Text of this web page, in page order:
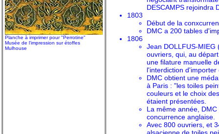
Planche à imprimer pour "Perrotine"
Musée de l'impression sur étoffes
Mulhouse
DESCAMPS rejoindra
1803
Début de la
DMC a 200 tables
1806
Jean DOLLFUS-MIEG
ouvriers, qui, au
une filature manuelle
l'interdiction
DMC obtient une
à Paris : "les toiles
couleurs et le choix
étaient présentées.
La même année,
concurrence anglaise.
Avec 800 ouvriers, et